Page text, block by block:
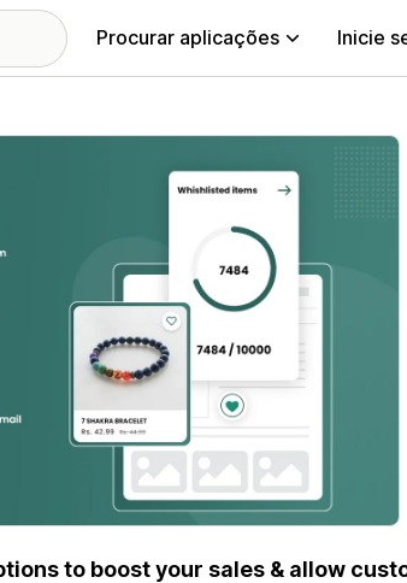
Procurar aplicações Inicie
to boost your sales & allow